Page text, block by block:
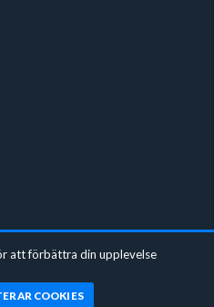
turneringar
att förbättra din upplevelse
COOKIES